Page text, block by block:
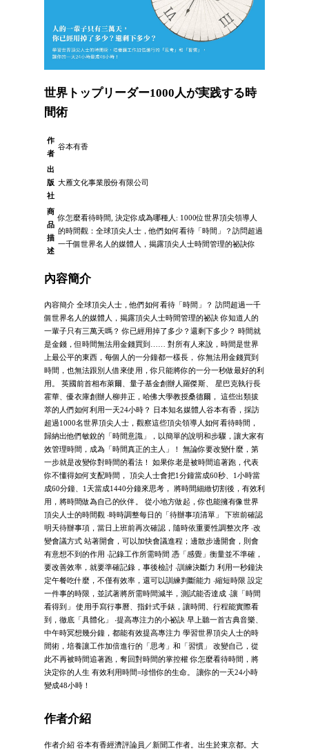
世界トップリーダー1000人が実践する時
間術
作
者
谷本有香
出
版
社
大雁文化事業股份有限公司
商
品
描
述
你怎麼看待時間, 決定你成為哪種人: 1000位世界頂尖領導人
的時間觀：全球頂尖人士，他們如何看待「時間」？訪問超過
一千個世界名人的媒體人，揭露頂尖人士時間管理的祕訣你
內容簡介
內容簡介 全球頂尖人士，他們如何看待「時間」？ 訪問超過一千
個世界名人的媒體人，揭露頂尖人士時間管理的祕訣 你知道人的
一輩子只有三萬天嗎？ 你已經用掉了多少？還剩下多少？ 時間就
是金錢，但時間無法用金錢買到…… 對所有人來說，時間是世界
上最公平的東西，每個人的一分鐘都一樣長， 你無法用金錢買到
時間，也無法跟別人借來使用，你只能將你的一分一秒做最好的利
用。 英國前首相布萊爾、量子基金創辦人羅傑斯、 星巴克執行長
霍華、優衣庫創辦人柳井正，哈佛大學教授桑德爾， 這些出類拔
萃的人們如何利用一天24小時？ 日本知名媒體人谷本有香，採訪
超過1000名世界頂尖人士，觀察這些頂尖領導人如何看待時間，
歸納出他們敏銳的「時間意識」，以簡單的說明和步驟，讓大家有
效管理時間，成為「時間真正的主人」！ 無論你要改變什麼，第
一步就是改變你對時間的看法！ 如果你老是被時間追著跑，代表
你不懂得如何支配時間， 頂尖人士會把1分鐘當成60秒、1小時當
成60分鐘、1天當成1440分鐘來思考， 將時間細緻切割後，有效利
用，將時間做為自己的伙伴。 從小地方做起，你也能擁有像世界
頂尖人士的時間觀 ‧時時調整每日的「待辦事項清單」 下班前確認
明天待辦事項，當日上班前再次確認，隨時依重要性調整次序 ‧改
變會議方式 站著開會，可以加快會議進程；邊散步邊開會，則會
有意想不到的作用 ‧記錄工作所需時間 憑「感覺」衡量並不準確，
要改善效率，就要準確記錄，事後檢討 ‧訓練決斷力 利用一秒鐘決
定午餐吃什麼，不僅有效率，還可以訓練判斷能力 ‧縮短時限 設定
一件事的時限，並試著將所需時間減半，測試能否達成 ‧讓「時間
看得到」 使用手寫行事曆、指針式手錶，讓時間、行程能實際看
到，徹底「具體化」 ‧提高專注力的小祕訣 早上聽一首古典音樂、
中午時冥想幾分鐘，都能有效提高專注力 學習世界頂尖人士的時
間術，培養讓工作加倍進行的「思考」和「習慣」 改變自己，從
此不再被時間追著跑，奪回對時間的掌控權 你怎麼看待時間，將
決定你的人生 有效利用時間=珍惜你的生命。 讓你的一天24小時
變成48小時！
作者介紹
作者介紹 谷本有香經濟評論員／新聞工作者。出生於東京都。大